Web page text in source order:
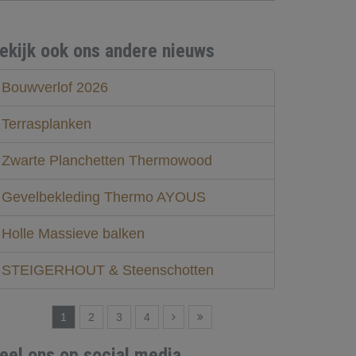
ook ons andere nieuws
Bouwverlof 2026
Terrasplanken
Zwarte Planchetten Thermowood
Gevelbekleding Thermo AYOUS
Holle Massieve balken
STEIGERHOUT & Steenschotten
1 2 3 4